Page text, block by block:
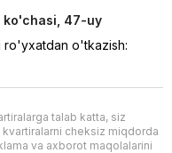
ko'chasi, 47-uy
ro'yxatdan o'tkazish:
talab katta, siz
cheksiz miqdorda
va axborot maqolalarini